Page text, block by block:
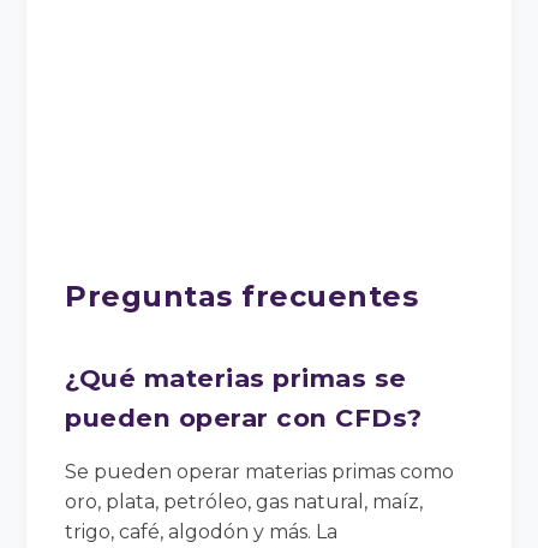
Preguntas frecuentes
¿Qué materias primas se
pueden operar con CFDs?
Se pueden operar materias primas como
oro, plata, petróleo, gas natural, maíz,
trigo, café, algodón y más. La